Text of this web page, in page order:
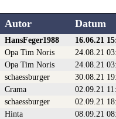
Autor Datum
HansFeger1988 16.06.21
Opa Tim Noris 24.08.21
Opa Tim Noris 24.08.21
schaessburger 30.08.21
Crama 02.09.21
schaessburger 02.09.21
Hinta 08.09.21